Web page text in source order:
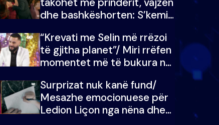
dhe bashkëshorten: S’kemi
“Krevati me Selin më rrëzoi
të gjitha planet”/ Miri rrëfen
momentet më të bukura në
mungojë zilja e mëngjesit
kur…
Surprizat nuk kanë fund/
Mesazhe emocionuese për
Ledion Liçon nga nëna dhe